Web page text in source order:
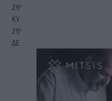
29°
ΚΥ
29°
ΔΕ